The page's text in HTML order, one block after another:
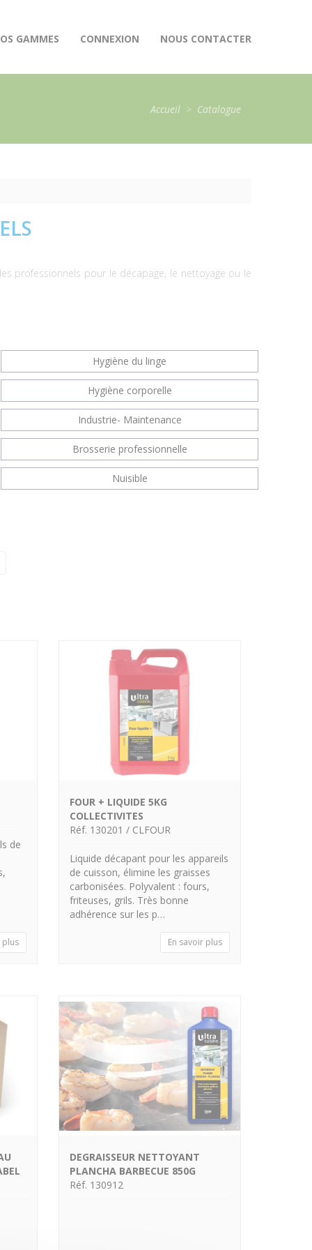
GAMMES CONNEXION NOUS CONTACTER
Accueil > Catalogue
professionnels pour le décapage, le nettoyage ou le
Hygiène du linge
Hygiène corporelle
Industrie- Maintenance
Brosserie professionnelle
Nuisible
de
plus
FOUR + LIQUIDE 5KG
COLLECTIVITES
Réf. 130201 / CLFOUR
Liquide décapant pour les appareils
de cuisson, élimine les graisses
carbonisées. Polyvalent : fours,
friteuses, grils. Très bonne
adhérence sur les p…
En savoir plus
DEGRAISSEUR NETTOYANT
PLANCHA BARBECUE 850G
Réf. 130912